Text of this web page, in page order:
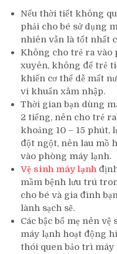
Nếu thời tiết không
phải cho bé sử dụng
nhiên vẫn là tốt nhất
Không cho trẻ ra vào
xuyên, không để trẻ
khiến cơ thể dễ mất
vi khuẩn xâm nhập.
Thời gian bạn dùng
2 tiếng, nên cho trẻ
khoảng 10 – 15 phút,
đột ngột, nên lau mồ
vào phòng máy lạnh.
Vệ sinh máy lạnh
mầm bệnh lưu trú
cho bé và gia đình
lành sạch sẽ.
Các bậc bố mẹ nên
máy lạnh hoạt động
thói quen bảo trì máy